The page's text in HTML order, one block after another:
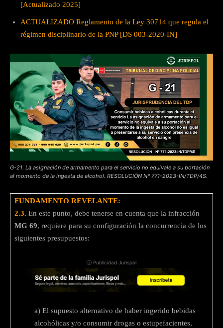
[Actualizado 2025]
ACTUALIZADO Reglamento de la Ley 30714 que regula el
régimen disciplinario de la PNP [DS 003-2020-IN]
G-21. La asignación de armamento para el servicio no equivale a su portación
al momento de la ingesta de alcohol. RESOLUCIÓN Nº 771-2023-IN/TDP/4S.
FUNDAMENTO REVELANTE:
2.3. En este punto, debe tenerse en cuenta que la infracción
MG 69, requiere para su configuración la concurrencia de los
siguientes presupuestos:
ⓘ Publicidad Jurispol
a) El supuesto alternativo de haber ingerido bebidas
alcohólicas y/o consumir drogas o estupefacientes,